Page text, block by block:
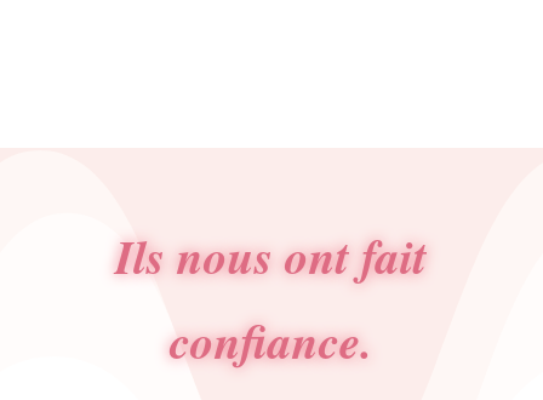
Ils nous ont fait
confiance.